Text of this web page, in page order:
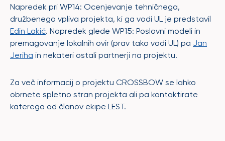
Napredek pri WP14: Ocenjevanje tehničnega,
družbenega vpliva projekta, ki ga vodi UL je predstavil
Edin Lakić. Napredek glede WP15: Poslovni modeli in
premagovanje lokalnih ovir (prav tako vodi UL) pa Jan
Jeriha in nekateri ostali partnerji na projektu.
Za več informacij o projektu CROSSBOW se lahko
obrnete spletno stran projekta ali pa kontaktirate
katerega od članov ekipe LEST.